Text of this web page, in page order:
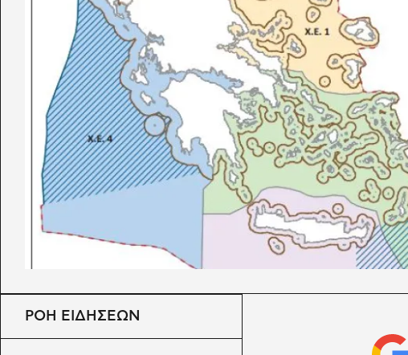
ΡΟΗ ΕΙΔΗΣΕΩΝ